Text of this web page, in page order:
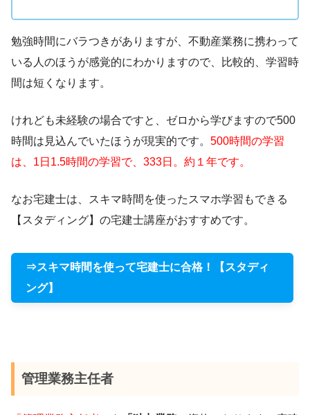
勉強時間にバラつきがありますが、不動産業務に携わって
いる人のほうが感覚的にわかりますので、比較的、学習時
間は短くなります。
けれども未経験の場合ですと、ゼロから学びますので500
時間は見込んでいたほうが現実的です。 500時間の学習
は、1日1.5時間の学習で、333日。約１年です。
なお宅建士は、スキマ時間を使ったスマホ学習もできる
【スタディング】の宅建士講座がおすすめです。
⇒スキマ時間を使って宅建士に合格！【スタディ
ング】
管理業務主任者